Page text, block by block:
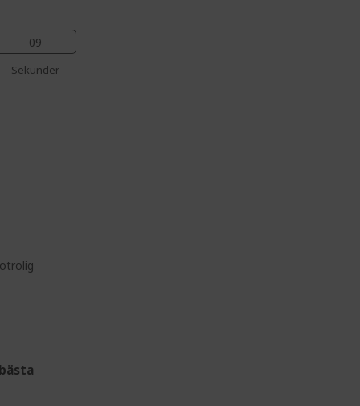
08
Sekunder